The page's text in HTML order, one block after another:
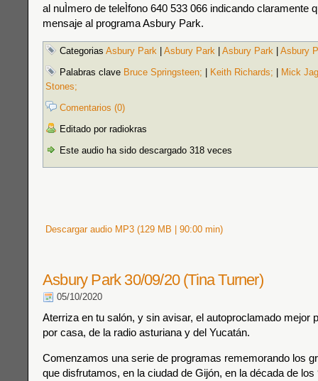
al nuÌmero de teleÌfono 640 533 066 indicando claramente
mensaje al programa Asbury Park.
Categorias Asbury Park Asbury Park Asbury Park
Asbury
Palabras clave Bruce Springsteen; Keith Richards;
Mick
Stones;
Comentarios (0)
Editado por radiokras
Este audio ha sido descargado 318 veces
Descargar audio MP3 (129 MB | 90:00 min)
Asbury Park 30/09/20 (Tina Turner)
05/10/2020
Aterriza en tu salón, y sin avisar, el autoproclamado mejor
por casa, de la radio asturiana y del Yucatán.
Comenzamos una serie de programas rememorando los
que disfrutamos, en la ciudad de Gijón, en la década de los